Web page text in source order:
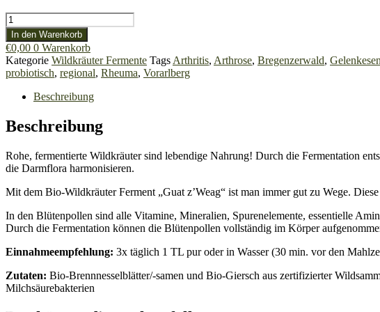
Bio-
Wildkräuter
Ferment
"Guat
z'Weag"
Menge
In den Warenkorb
€0,00 0 Warenkorb
Kategorie Wildkräuter Fermente Tags Arthritis, Arthrose, Bregenzerwald,
probiotisch, regional, Rheuma, Vorarlberg
Beschreibung
Beschreibung
Rohe, fermentierte Wildkräuter sind lebendige Nahrung! Durch die Fermentation
die Darmflora harmonisieren.
Mit dem Bio-Wildkräuter Ferment „Guat z’Weag“ ist man immer gut zu Wege.
In den Blütenpollen sind alle Vitamine, Mineralien, Spurenelemente, essentielle
Durch die Fermentation können die Blütenpollen vollständig im Körper
Einnahmeempfehlung: 3x täglich 1 TL pur oder in Wasser (30 min. vor den
Zutaten: Bio-Brennnesselblätter/-samen und Bio-Giersch aus zertifizierter
Milchsäurebakterien